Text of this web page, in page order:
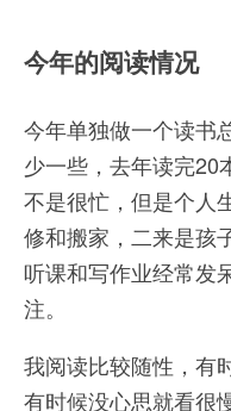
今年的阅读情况
今年单独做一个读书
少一些，去年读完20
不是很忙，但是个人
修和搬家，二来是孩
听课和写作业经常发
注。
我阅读比较随性，有
有时候没心思就看很